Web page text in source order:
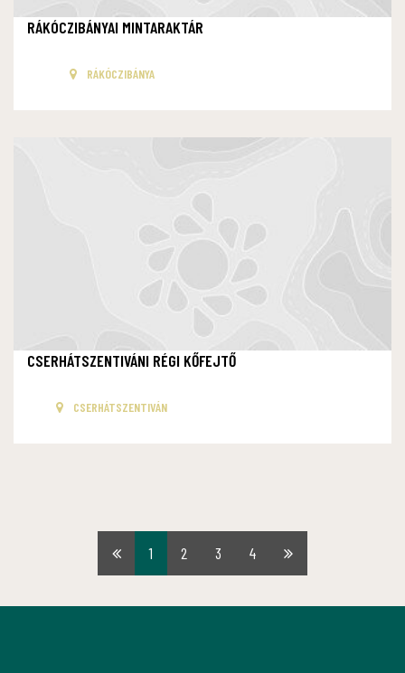
RÁKÓCZIBÁNYAI MINTARAKTÁR
RÁKÓCZIBÁNYA
CSERHÁTSZENTIVÁNI RÉGI KŐFEJTŐ
CSERHÁTSZENTIVÁN
Első1 2 3 4
Utolsó